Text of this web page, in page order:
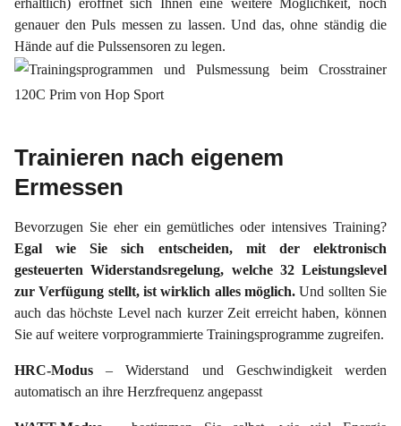
erhältlich) eröffnet sich Ihnen eine weitere Möglichkeit, noch
genauer den Puls messen zu lassen. Und das, ohne ständig die
Hände auf die Pulssensoren zu legen.
Trainieren nach eigenem
Ermessen
Bevorzugen Sie eher ein gemütliches oder intensives Training?
Egal wie Sie sich entscheiden, mit der elektronisch
gesteuerten Widerstandsregelung, welche 32 Leistungslevel
zur Verfügung stellt, ist wirklich alles möglich.Und sollten Sie
auch das höchste Level nach kurzer Zeit erreicht haben, können
Sie auf weitere vorprogrammierte Trainingsprogramme zugreifen.
HRC-Modus– Widerstand und Geschwindigkeit werden
automatisch an ihre Herzfrequenz angepasst